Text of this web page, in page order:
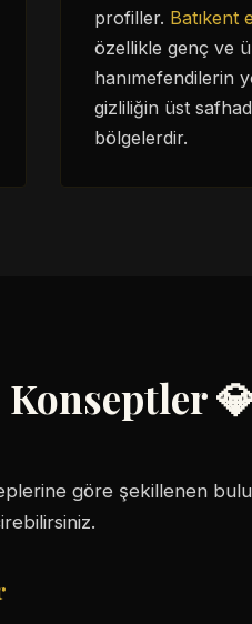
profiller. Batıkent
özellikle genç ve
hanımefendilerin
gizliliğin üst
bölgelerdir.
göre şekillenen